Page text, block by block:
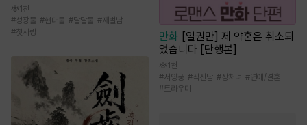
1천
#성장물 #현대물 #달달물 # 재벌남
#첫사랑 만화 [일권만] 제 약혼은 취소되
었습니다 [단행본]
1천
#서양풍 #직진남 #상처녀 #연애/결혼
#트라우마